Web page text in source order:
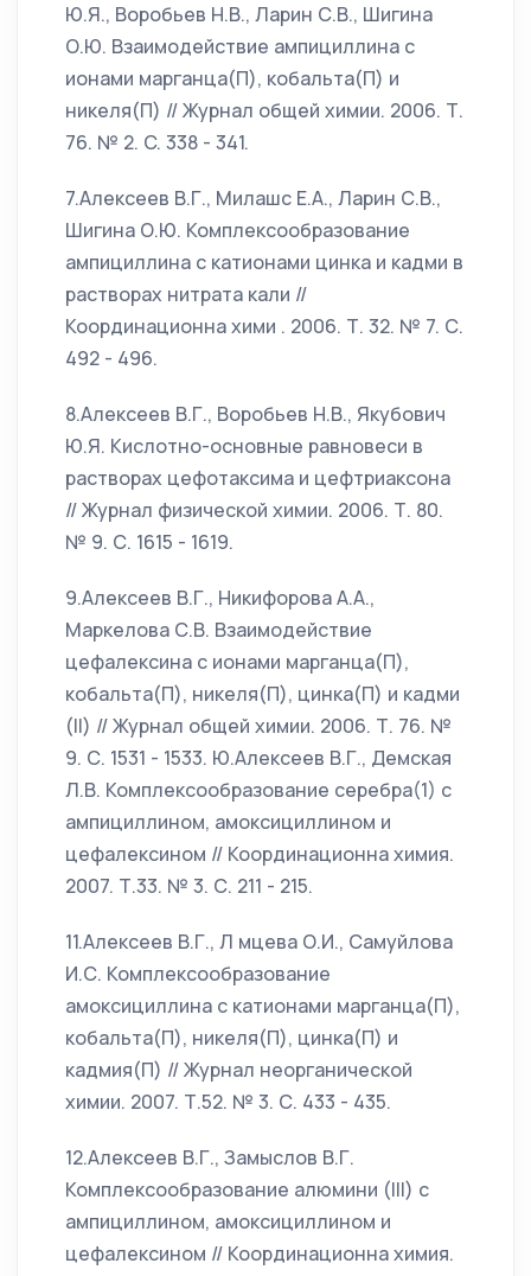
Ю.Я., Воробьев Н.В., Ларин С.В., Шигина
О.Ю. Взаимодействие ампициллина с
ионами марганца(П), кобальта(П) и
никеля(П) // Журнал общей химии. 2006. Т.
76. № 2. C. 338 - 341.
7.Алексеев В.Г., Милашс Е.А., Ларин С.В.,
Шигина О.Ю. Комплексообразование
ампициллина с катионами цинка и кадми в
растворах нитрата кали //
Координационна хими . 2006. Т. 32. № 7. С.
492 - 496.
8.Алексеев В.Г., Воробьев Н.В., Якубович
Ю.Я. Кислотно-основные равновеси в
растворах цефотаксима и цефтриаксона
// Журнал физической химии. 2006. Т. 80.
№ 9. С. 1615 - 1619.
9.Алексеев В.Г., Никифорова А.А.,
Маркелова С.В. Взаимодействие
цефалексина с ионами марганца(П),
кобальта(П), никеля(П), цинка(П) и кадми
(II) // Журнал общей химии. 2006. Т. 76. №
9. С. 1531 - 1533. Ю.Алексеев В.Г., Демская
Л.В. Комплексообразование серебра(1) с
ампициллином, амоксициллином и
цефалексином // Координационна химия.
2007. Т.33. № 3. С. 211 - 215.
11.Алексеев В.Г., Л мцева О.И., Самуйлова
И.С. Комплексообразование
амоксициллина с катионами марганца(П),
кобальта(П), никеля(П), цинка(П) и
кадмия(П) // Журнал неорганической
химии. 2007. Т.52. № 3. С. 433 - 435.
12.Алексеев В.Г., Замыслов В.Г.
Комплексообразование алюмини (III) с
ампициллином, амоксициллином и
цефалексином // Координационна химия.